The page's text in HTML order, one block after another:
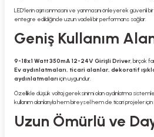
LED’lerin aşırı ısınmasını ve yanmasını önleyerek
entegre edildiğinde uzun vadeli bir performans sağlar.
Geniş Kullanım
9-18x1 Watt 350mA 12-24V Girişli Driver, birçok
Ev aydınlatmaları, ticari alanlar, dekoratif
aydınlatmaları için uygundur.
Özellikle düşük voltaj gereksinimi olan aydınlatma
kullanım alanlarıyla hem bireysel hem de ticari projeler
Uzun Ömürlü ve